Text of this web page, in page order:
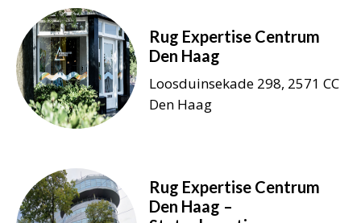
Rug Expertise Centrum
Den Haag
Loosduinsekade 298, 2571 CC
Den Haag
Rug Expertise Centrum
Den Haag –